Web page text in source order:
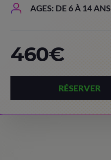
AGES: DE 6 À 14 ANS
460€
RÉSERVER